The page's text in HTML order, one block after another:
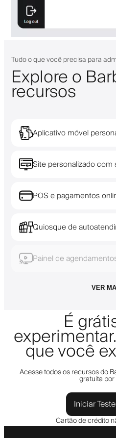
Tudo o que você precisa para
Explore o
recursos
Aplicativo móvel
Site personalizado com
POS e pagamentos
Quiosque de
Painel de
VER
É
que você
Acesse todos os recursos do
gratuita
Iniciar
Cartão de crédito